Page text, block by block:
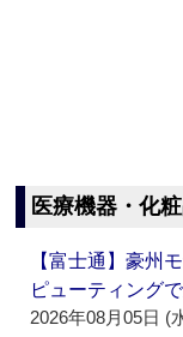
医療機器・化
【富士通】豪州
ピューティング
2026年08月05日 (